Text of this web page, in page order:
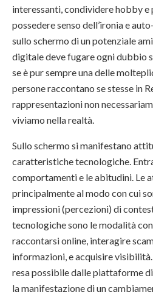
interessanti, condividere hobby
possedere senso dell’ironia e
sullo schermo di un potenziale
digitale deve fugare ogni dubbio
se è pur sempre una delle
persone raccontano se stesse in
rappresentazioni non
viviamo nella realtà.
Sullo schermo si manifestano
caratteristiche tecnologiche.
comportamenti e le abitudini. Le
principalmente al modo con cui
impressioni (percezioni) di
tecnologiche sono le modalità
raccontarsi online, interagire
informazioni, e acquisire
resa possibile dalle piattaforme
la manifestazione di un